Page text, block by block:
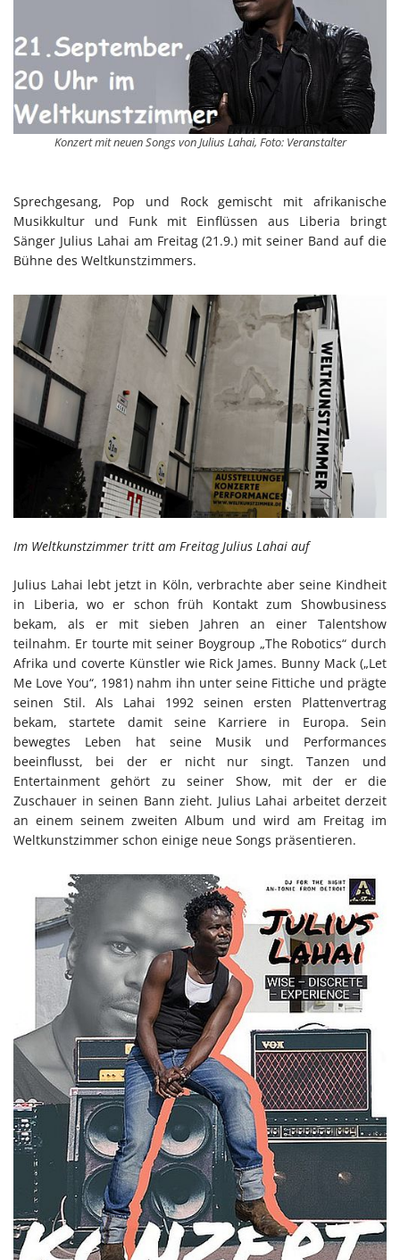
Konzert mit neuen Songs von Julius Lahai, Foto: Veranstalter
Sprechgesang, Pop und Rock gemischt mit afrikanische
Musikkultur und Funk mit Einflüssen aus Liberia bringt
Sänger Julius Lahai am Freitag (21.9.) mit seiner Band auf die
Bühne des Weltkunstzimmers.
Im Weltkunstzimmer tritt am Freitag Julius Lahai auf
Julius Lahai lebt jetzt in Köln, verbrachte aber seine Kindheit
in Liberia, wo er schon früh Kontakt zum Showbusiness
bekam, als er mit sieben Jahren an einer Talentshow
teilnahm. Er tourte mit seiner Boygroup „The Robotics“ durch
Afrika und coverte Künstler wie Rick James. Bunny Mack („Let
Me Love You“, 1981) nahm ihn unter seine Fittiche und prägte
seinen Stil. Als Lahai 1992 seinen ersten Plattenvertrag
bekam, startete damit seine Karriere in Europa. Sein
bewegtes Leben hat seine Musik und Performances
beeinflusst, bei der er nicht nur singt. Tanzen und
Entertainment gehört zu seiner Show, mit der er die
Zuschauer in seinen Bann zieht. Julius Lahai arbeitet derzeit
an einem seinem zweiten Album und wird am Freitag im
Weltkunstzimmer schon einige neue Songs präsentieren.